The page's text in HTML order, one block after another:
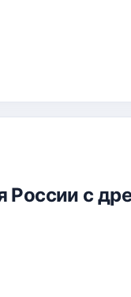
России с